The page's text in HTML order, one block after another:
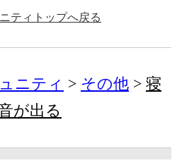
ティトップへ戻る
ニティ その他
寝
が出る